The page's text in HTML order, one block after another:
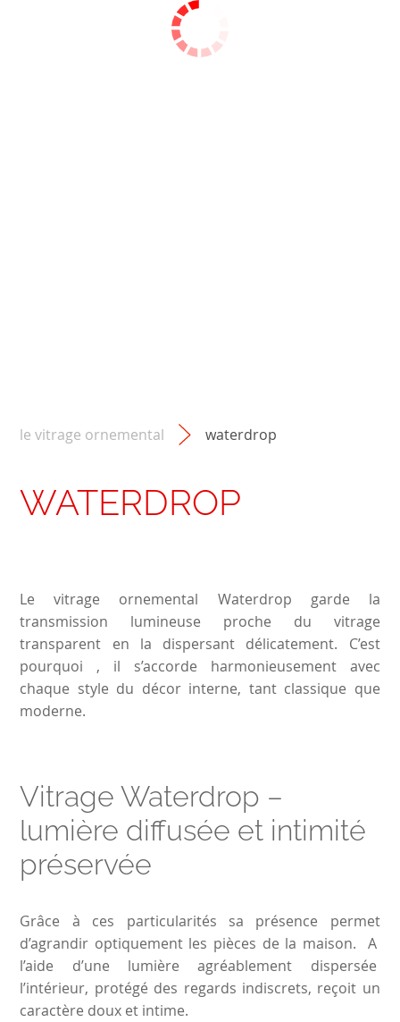
le vitrage ornemental waterdrop
WATERDROP
Le vitrage ornemental Waterdrop garde la
transmission lumineuse proche du vitrage
transparent en la dispersant délicatement. C’est
pourquoi , il s’accorde harmonieusement avec
chaque style du décor interne, tant classique que
moderne.
Vitrage Waterdrop –
lumière diffusée et intimité
préservée
Grâce à ces particularités sa présence permet
d’agrandir optiquement les pièces de la maison. A
l’aide d’une lumière agréablement dispersée
l’intérieur, protégé des regards indiscrets, reçoit un
caractère doux et intime.